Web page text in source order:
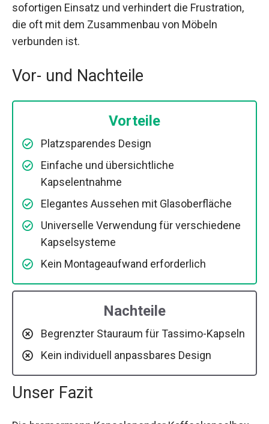
sofortigen Einsatz und verhindert die Frustration,
die oft mit dem Zusammenbau von Möbeln
verbunden ist.
Vor- und Nachteile
Vorteile
Platzsparendes Design
Einfache und übersichtliche
Kapselentnahme
Elegantes Aussehen mit Glasoberfläche
Universelle Verwendung für verschiedene
Kapselsysteme
Kein Montageaufwand erforderlich
Nachteile
Begrenzter Stauraum für Tassimo-Kapseln
Kein individuell anpassbares Design
Unser Fazit